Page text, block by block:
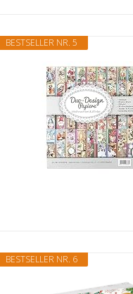
BESTSELLER NR. 5
BESTSELLER NR. 6